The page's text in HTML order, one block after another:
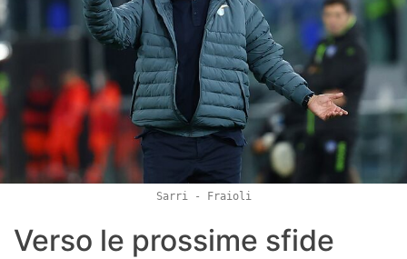
Sarri - Fraioli
Verso le prossime sfide